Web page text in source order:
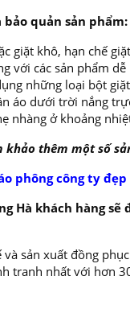
quản sản phẩm:
giặt khô, hạn chế
với các sản phẩm
những loại bột
áo dưới trời nắng
nhàng ở khoảng
khảo thêm một số
phông công ty
Hà khách hàng
sản xuất đồng
tranh nhất với hơn